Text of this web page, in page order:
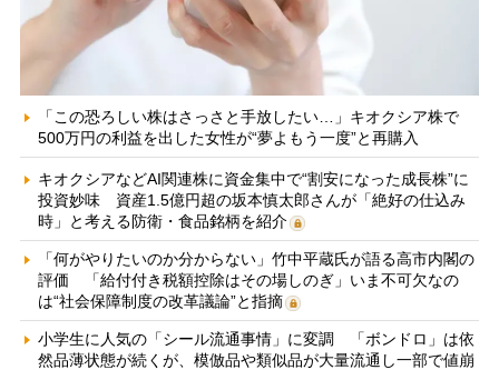
「この恐ろしい株はさっさと手放したい…」キオクシア株で
500万円の利益を出した女性が“夢よもう一度”と再購入
キオクシアなどAI関連株に資金集中で“割安になった成長株”に
投資妙味 資産1.5億円超の坂本慎太郎さんが「絶好の仕込み
時」と考える防衛・食品銘柄を紹介
「何がやりたいのか分からない」竹中平蔵氏が語る高市内閣の
評価 「給付付き税額控除はその場しのぎ」いま不可欠なの
は“社会保障制度の改革議論”と指摘
小学生に人気の「シール流通事情」に変調 「ボンドロ」は依
然品薄状態が続くが、模倣品や類似品が大量流通し一部で値崩